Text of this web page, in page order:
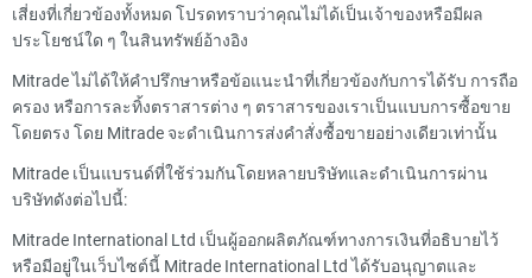
เสี่ยงที่เกี่ยวข้องทั้งหมด โปรดทราบว่าคุณไม่ได้เป็นเจ้าของหรือมีผล
ประโยชน์ใด ๆ ในสินทรัพย์อ้างอิง
Mitrade ไม่ได้ให้คำปรึกษาหรือข้อแนะนำที่เกี่ยวข้องกับการได้รับ การถือ
ครอง หรือการละทิ้งตราสารต่าง ๆ ตราสารของเราเป็นแบบการซื้อขาย
โดยตรง โดย Mitrade จะดำเนินการส่งคำสั่งซื้อขายอย่างเดียวเท่านั้น
Mitrade เป็นแบรนด์ที่ใช้ร่วมกันโดยหลายบริษัทและดำเนินการผ่าน
บริษัทดังต่อไปนี้:
Mitrade International Ltd เป็นผู้ออกผลิตภัณฑ์ทางการเงินที่อธิบายไว้
หรือมีอยู่ในเว็บไซต์นี้ Mitrade International Ltd ได้รับอนุญาตและ